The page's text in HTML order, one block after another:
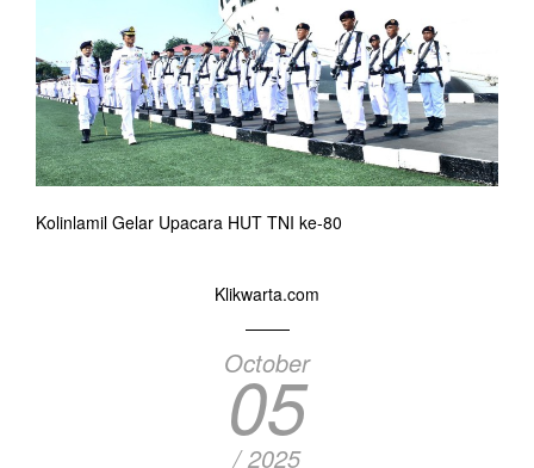
Kolinlamil Gelar Upacara HUT TNI ke-80
Klikwarta.com
October
05
/ 2025